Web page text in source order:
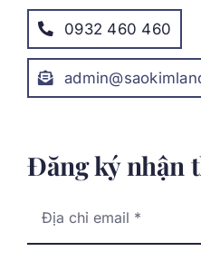
0932 460 460
Đăng ký nhận